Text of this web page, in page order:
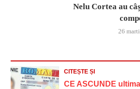
Nelu Cortea au
26
CITEȘTE ȘI
CE ASCUNDE